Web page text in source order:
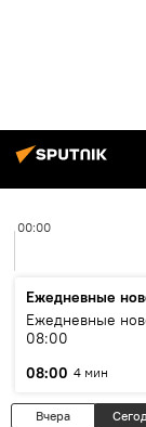
00:00
Ежедневные
Ежедневные
08:00
08:00 4 мин
Вчера